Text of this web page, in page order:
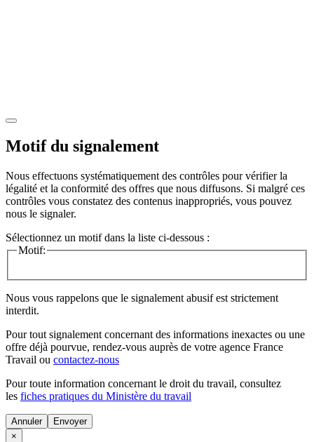
Motif du signalement
Nous effectuons systématiquement des contrôles pour vérifier la
légalité et la conformité des offres que nous diffusons. Si malgré ces
contrôles vous constatez des contenus inappropriés, vous pouvez
nous le signaler.
Sélectionnez un motif dans la liste ci-dessous :
Motif:
Nous vous rappelons que le signalement abusif est strictement
interdit.
Pour tout signalement concernant des informations inexactes ou une
offre déjà pourvue, rendez-vous auprès de votre agence France
Travail ou contactez-nous
Pour toute information concernant le droit du travail, consultez
les fiches pratiques du Ministère du travail
Annuler
×